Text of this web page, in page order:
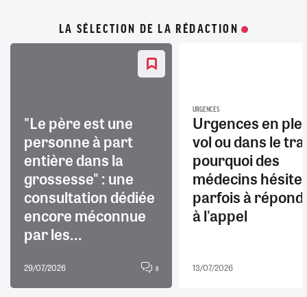
LA SÉLECTION DE LA RÉDACTION
"Le père est une
personne à part
entière dans la
grossesse" : une
consultation dédiée
encore méconnue
par les...
29/07/2026 8
URGENCES
Urgences en
vol ou dans le
pourquoi des
médecins
parfois à
à l'appel
13/07/2026